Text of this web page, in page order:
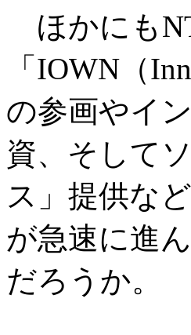
ほかにも
「IOWN（
の参画やイ
資、そして
ス」提供な
が急速に進
だろうか。